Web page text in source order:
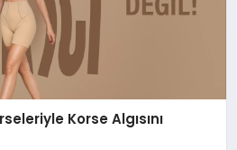
Korse Algısını